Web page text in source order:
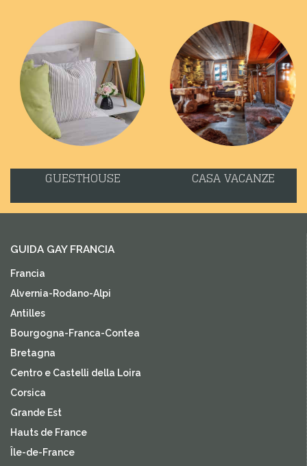
GUESTHOUSE CASA VACANZE
GUIDA GAY FRANCIA
Francia
Alvernia-Rodano-Alpi
Antilles
Bourgogna-Franca-Contea
Bretagna
Centro e Castelli della Loira
Corsica
Grande Est
Hauts de France
Île-de-France